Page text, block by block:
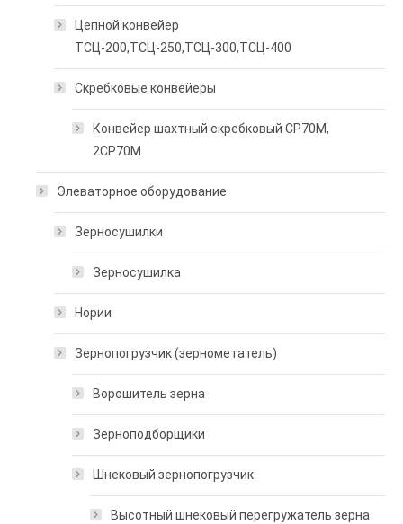
Цепной конвейер
ТСЦ-200,ТСЦ-250,ТСЦ-300,ТСЦ-400
Скребковые конвейеры
Конвейер шахтный скребковый СР70М,
2СР70М
Элеваторное оборудование
Зерносушилки
Зерносушилка
Нории
Зернопогрузчик (зернометатель)
Ворошитель зерна
Зерноподборщики
Шнековый зернопогрузчик
Высотный шнековый перегружатель зерна